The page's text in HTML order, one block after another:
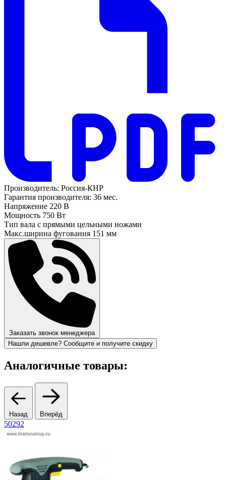
Производитель: Россия-КНР
Гарантия производителя: 36 мес.
Напряжение 220 В
Мощность 750 Вт
Тип вала с прямыми цельными ножами
Макс.ширина фугования 151 мм
Заказать звонок менеджера
Нашли дешевле? Сообщите и получите скидку
Аналогичные товары:
Назад Вперёд
50292